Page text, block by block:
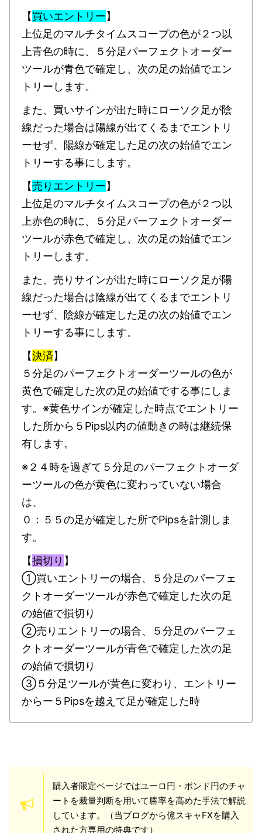
【買いエントリー】
上位足のマルチタイムスコープの色が２つ以
上青色の時に、５分足パーフェクトオーダー
ツールが青色で確定し、次の足の始値でエン
トリーします。
また、買いサインが出た時にローソク足が陰
線だった場合は陽線が出てくるまでエントリ
ーせず、陽線が確定した足の次の始値でエン
トリーする事にします。
【売りエントリー】
上位足のマルチタイムスコープの色が２つ以
上赤色の時に、５分足パーフェクトオーダー
ツールが赤色で確定し、次の足の始値でエン
トリーします。
また、売りサインが出た時にローソク足が陽
線だった場合は陰線が出てくるまでエントリ
ーせず、陰線が確定した足の次の始値でエン
トリーする事にします。
【決済】
５分足のパーフェクトオーダーツールの色が
黄色で確定した次の足の始値でする事にしま
す。※黄色サインが確定した時点でエントリー
した所から５Pips以内の値動きの時は継続保
有します。
※２４時を過ぎて５分足のパーフェクトオーダ
ーツールの色が黄色に変わっていない場合
は、
０：５５の足が確定した所でPipsを計測しま
す。
【損切り 】
①買いエントリーの場合、５分足のパーフェ
クトオーダーツールが赤色で確定した次の足
の始値で損切り
②売りエントリーの場合、５分足のパーフェ
クトオーダーツールが青色で確定した次の足
の始値で損切り
③５分足ツールが黄色に変わり、エントリー
からー５Pipsを越えて足が確定した時
購入者限定ページではユーロ円・ポンド円のチャ
ートを裁量判断を用いて勝率を高めた手法で解説
しています。（当ブログから億スキャFXを購入
された方専用の特典です）